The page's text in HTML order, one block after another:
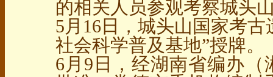
的相关人员参观考察城头
5月16日，城头山国家考
社会科学普及基地”授牌。
6月9日，经湖南省编办（